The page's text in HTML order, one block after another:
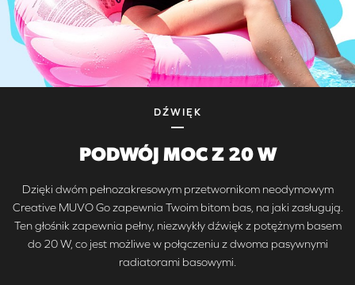
DŹWIĘK
PODWÓJ MOC Z 20 W
Dzięki dwóm pełnozakresowym przetwornikom neodymowym
Creative MUVO Go zapewnia Twoim bitom bas, na jaki zasługują.
Ten głośnik zapewnia pełny, niezwykły dźwięk z potężnym basem
do 20 W, co jest możliwe w połączeniu z dwoma pasywnymi
radiatorami basowymi.